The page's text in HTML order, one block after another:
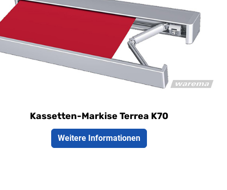
Bestellbreite maximal 7000 mm
Ausfall maximal 4000 mm
moderne kubische Kassetten-Markise für große
Terrassen
vielfältige Gestaltungsmöglichkeiten dank einer
großen Auswahl an Zusatzausstattungen
Kassetten-Markise Terrea K70
Weitere Informationen